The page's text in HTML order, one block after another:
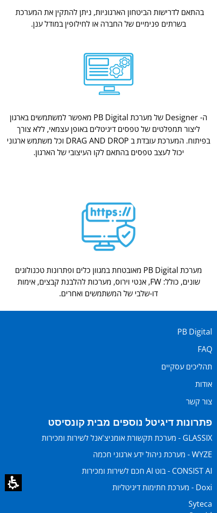
בהתאם לדרישות הביטחון הארגוניות, ניתן להתקין את המערכת
בשרתים פנימיים של החברה או לחילופין במודל ענן.
ה- Designer של מערכת PB Digital מאפשר למשתמשים בארגון
ליצור תמפלטים של טפסים דיגיטלים באופן עצמאי, ללא צורך
בפיתוח. המערכת עובדת ב DRAG AND DROP וכל משתמש ארגוני
יכול לעצב טפסים בהתאם לקו העיצובי של הארגון.
מערכת PB Digital מאובטחת במגוון כלים ופתרונות טכנולוגים
שונים, כולל: FW, אנטי וירוס, מערכות להלבנת קבצים, אימות
דו-שלבי של המשתמשים ואחרים.
PB Digital
FAQ
תהליכים עסקיים
אודות
צור קשר
פתרונות דיגיטל נוספים מבית קונסיסט
GLASSIX - מערכת תקשורת אומניצ'אנל לשירות ומכירות
WYZE - מערכת ניהול ידע ארגוני חכמה
CONSIST AI - בוט AI חכם לשירות ומכירות
Doxi - מערכת חתימות דיגיטליות
Syteca